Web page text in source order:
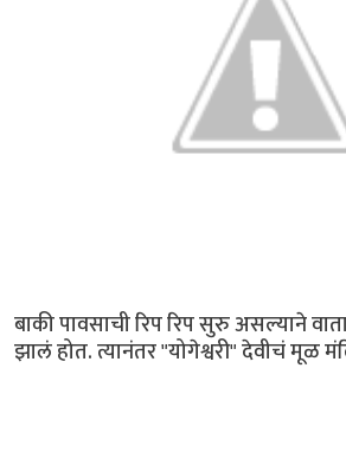
बाकी पावसाची रिप रिप सुरु असल्याने
झालं होत. त्यानंतर "योगेश्वरी" देवीचं मूळ